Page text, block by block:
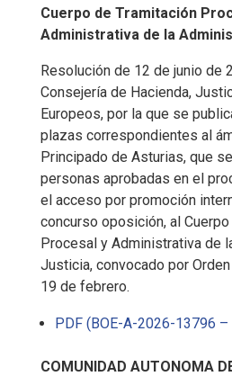
Cuerpo de Tramitación
Administrativa de la
Resolución de 12 de junio de
Consejería de Hacienda,
Europeos, por la que se
plazas correspondientes al
Principado de Asturias, que
personas aprobadas en el
el acceso por promoción
concurso oposición, al
Procesal y Administrativa de
Justicia, convocado por
19 de febrero.
PDF (BOE-A-2026-13796 –
COMUNIDAD AUTONOMA